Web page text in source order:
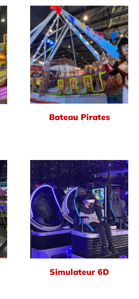
Bateau Pirates
Simulateur 6D